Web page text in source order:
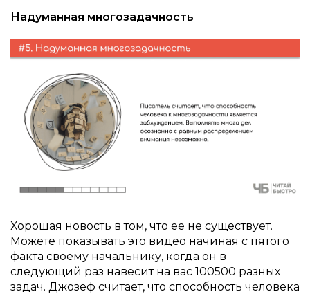
Надуманная многозадачность
Хорошая новость в том, что ее не существует.
Можете показывать это видео начиная с пятого
факта своему начальнику, когда он в
следующий раз навесит на вас 100500 разных
задач. Джозеф считает, что способность человека